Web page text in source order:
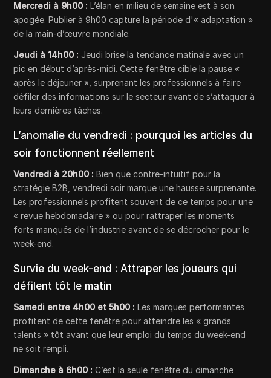
Mercredi à 9h00 : L’élan en milieu de semaine est à son
apogée. Publier à 9h00 capture la période d'« adaptation »
de la main-d’œuvre mondiale.
Jeudi à 14h00 : Jeudi brise la tendance matinale avec un
pic en début d’après-midi. Cette fenêtre cible la pause «
après le déjeuner », surprenant les professionnels à faire
défiler des informations sur le secteur avant de s’attaquer à
leurs dernières tâches.
L’anomalie du vendredi : pourquoi les articles du
soir fonctionnent réellement
Vendredi à 20h00 : Bien que contre-intuitif pour la
stratégie B2B, vendredi soir marque une hausse surprenante.
Les professionnels profitent souvent de ce temps pour une
« revue hebdomadaire » ou pour rattraper les moments
forts manqués de l’industrie avant de se décrocher pour le
week-end.
Survie du week-end : Attraper les joueurs qui
défilent tôt le matin
Samedi entre 4h00 et 5h00 : Les marques performantes
profitent de cette fenêtre pour atteindre les « grands
talents » tôt avant que leur emploi du temps du week-end
ne soit rempli.
Dimanche à 6h00 : C’est la seule fenêtre du dimanche